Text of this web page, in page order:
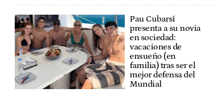
Pau Cubarsí
presenta a su novia
en sociedad:
vacaciones de
ensueño (en
familia) tras ser el
mejor defensa del
Mundial